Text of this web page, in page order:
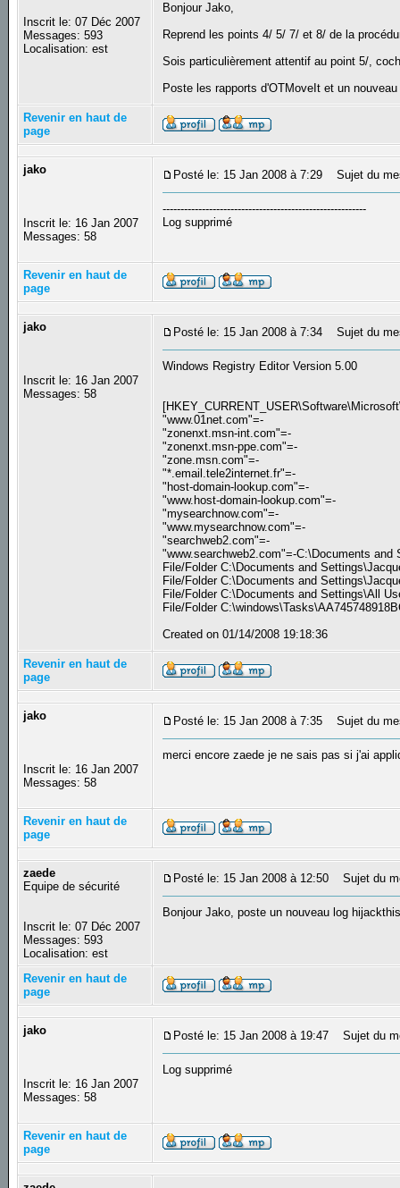
Inscrit le: 07 Déc 2007
Messages: 593
Localisation: est
Bonjour Jako,
Reprend les points 4/ 5/ 7/ et 8/ de la
Sois particulièrement attentif au point 5/,
Poste les rapports d'OTMoveIt et un
Revenir en haut de
page
jako
Inscrit le: 16 Jan 2007
Messages: 58
Posté le: 15 Jan 2008 à 7:29 Sujet du
---------------------------------------------------------
Log supprimé
Revenir en haut de
page
jako
Inscrit le: 16 Jan 2007
Messages: 58
Posté le: 15 Jan 2008 à 7:34 Sujet du
Windows Registry Editor Version 5.00
"www.01net.com"=-
"zonenxt.msn-int.com"=-
"zonenxt.msn-ppe.com"=-
"zone.msn.com"=-
"*.email.tele2internet.fr"=-
"host-domain-lookup.com"=-
"www.host-domain-lookup.com"=-
"mysearchnow.com"=-
"www.mysearchnow.com"=-
"searchweb2.com"=-
"www.searchweb2.com"=-C:\Documents
File/Folder C:\Documents and
File/Folder C:\Documents and
File/Folder C:\Documents and Settings\All
File/Folder
Created on 01/14/2008 19:18:36
Revenir en haut de
page
jako
Inscrit le: 16 Jan 2007
Messages: 58
Posté le: 15 Jan 2008 à 7:35 Sujet du
merci encore zaede je ne sais pas si j'ai
Revenir en haut de
page
zaede
Equipe de sécurité
Inscrit le: 07 Déc 2007
Messages: 593
Localisation: est
Posté le: 15 Jan 2008 à 12:50 Sujet du
Bonjour Jako, poste un nouveau log
Revenir en haut de
page
jako
Inscrit le: 16 Jan 2007
Messages: 58
Posté le: 15 Jan 2008 à 19:47 Sujet du
Log supprimé
Revenir en haut de
page